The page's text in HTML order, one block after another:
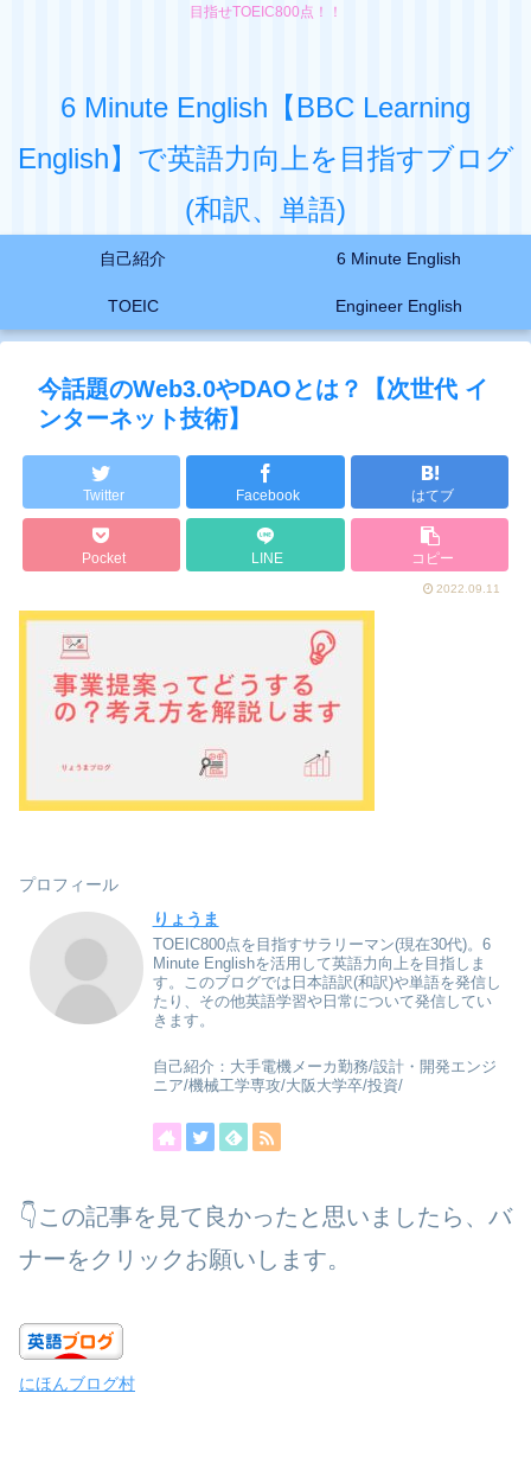
目指せTOEIC800点！！
6 Minute English【BBC Learning
English】で英語力向上を目指すブログ
(和訳、単語)
自己紹介 6 Minute English
TOEIC Engineer English
今話題のWeb3.0やDAOとは？【次世代 イ
ンターネット技術】
Twitter Facebook はてブ
Pocket LINE コピー
2022.09.11
プロフィール
りょうま
TOEIC800点を目指すサラリーマン(現在30代)。6
Minute Englishを活用して英語力向上を目指しま
す。このブログでは日本語訳(和訳)や単語を発信し
たり、その他英語学習や日常について発信してい
きます。
自己紹介：大手電機メーカ勤務/設計・開発エンジ
ニア/機械工学専攻/大阪大学卒/投資/
👇この記事を見て良かったと思いましたら、バ
ナーをクリックお願いします。
にほんブログ村